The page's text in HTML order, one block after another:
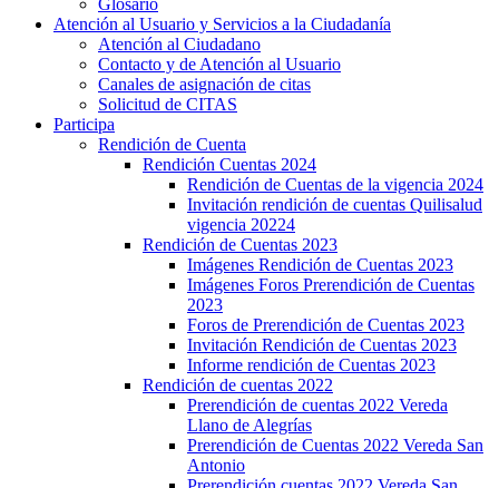
Glosario
Atención al Usuario y Servicios a la Ciudadanía
Atención al Ciudadano
Contacto y de Atención al Usuario
Canales de asignación de citas
Solicitud de CITAS
Participa
Rendición de Cuenta
Rendición Cuentas 2024
Rendición de Cuentas de la vigencia 2024
Invitación rendición de cuentas Quilisalud
vigencia 20224
Rendición de Cuentas 2023
Imágenes Rendición de Cuentas 2023
Imágenes Foros Prerendición de Cuentas
2023
Foros de Prerendición de Cuentas 2023
Invitación Rendición de Cuentas 2023
Informe rendición de Cuentas 2023
Rendición de cuentas 2022
Prerendición de cuentas 2022 Vereda
Llano de Alegrías
Prerendición de Cuentas 2022 Vereda San
Antonio